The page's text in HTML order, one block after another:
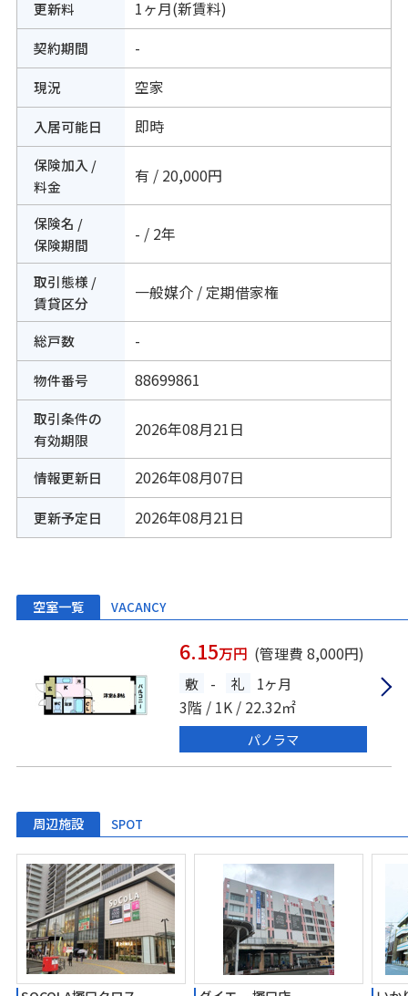
更新料 1ヶ月(新賃料)
契約期間 -
現況 空家
入居可能日 即時
保険加入 /
料金
有 / 20,000円
保険名 /
保険期間
- / 2年
取引態様 /
賃貸区分
一般媒介 / 定期借家権
総戸数 -
物件番号 88699861
取引条件の
有効期限
2026年08月21日
情報更新日 2026年08月07日
更新予定日 2026年08月21日
空室一覧 VACANCY
6.15万円 (管理費 8,000円)
敷 - 礼 1ヶ月
3階 / 1K / 22.32㎡
パノラマ
周辺施設 SPOT